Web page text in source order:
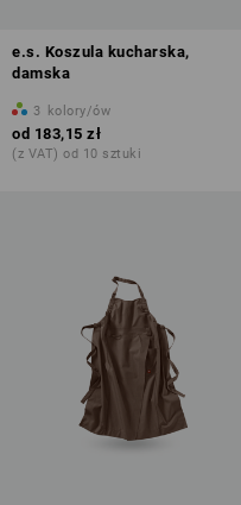
e.s. Koszula kucharska,
damska
3 kolory/ów
od 183,15 zł
(z VAT) od 10 sztuki